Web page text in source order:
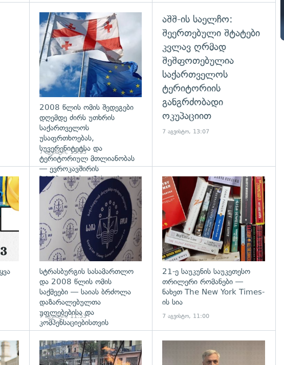
გადახედვა
2008 წლის ომის შედეგები
დღემდე ძირს უთხრის
საქართველოს
უსაფრთხოებას,
სუვერენიტეტსა და
ტერიტორიულ მთლიანობას
— ევროკავშირის
პრესპიკერის განცხადება
7 აგვისტო, 13:35
აშშ-ის საელჩო:
შეერთებული შტატები
კვლავ ღრმად
შეშფოთებულია
საქართველოს
ტერიტორიის
განგრძობადი
ოკუპაციით
7 აგვისტო, 13:07
გადახედვა გადახედვა
სტრასბურგის სასამართლო
და 2008 წლის ომის
საქმეები — საიას ბრძოლა
დაზარალებულთა
უფლებებისა და
კომპენსაციებისთვის
7 აგვისტო, 11:53
21-ე საუკუნის საუკეთესო
თრილერი რომანები —
ნახეთ The New York Times-
ის სია
7 აგვისტო, 11:00